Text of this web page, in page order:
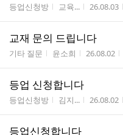
게시판명
등업신청방 작성자
교육... 작성시간
26.08.03
교재 문의 드립니다
게시판명
기타 질문 작성자
윤소희 작성시간
26.08.02
등업 신청합니다
게시판명
등업신청방 작성자
김지... 작성시간
26.08.02
등업신청합니다